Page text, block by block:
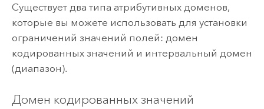
Существует два типа атрибутивных доменов,
которые вы можете использовать для установки
ограничений значений полей: домен
кодированных значений и интервальный домен
(диапазон).
Домен кодированных значений